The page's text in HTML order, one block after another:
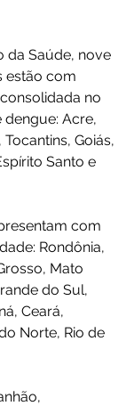
da Saúde, nove
estão com
no
Acre,
Goiás,
Santo e
com
Rondônia,
Mato
do Sul,
Ceará,
Norte, Rio de